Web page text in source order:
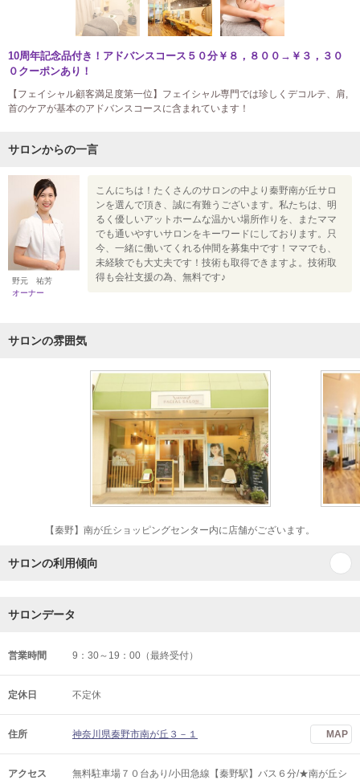
10周年記念品付き！アドバンスコース５０分￥８，８００→￥３，３０
０クーポンあり！
【フェイシャル顧客満足度第一位】フェイシャル専門では珍しくデコルテ、肩,
首のケアが基本のアドバンスコースに含まれています！
サロンからの一言
野元 祐芳
オーナー
こんにちは！たくさんのサロンの中より秦野南が丘サロ
ンを選んで頂き、誠に有難うございます。私たちは、明
るく優しいアットホームな温かい場所作りを、またママ
でも通いやすいサロンをキーワードにしております。只
今、一緒に働いてくれる仲間を募集中です！ママでも、
未経験でも大丈夫です！技術も取得できますよ。技術取
得も会社支援の為、無料です♪
サロンの雰囲気
【秦野】南が丘ショッピングセンター内に店舗がございます。
サロンの利用傾向
サロンデータ
営業時間 9：30～19：00（最終受付）
定休日 不定休
住所 神奈川県秦野市南が丘３－１ MAP
アクセス 無料駐車場７０台あり/小田急線【秦野駅】バス６分/★南が丘シ